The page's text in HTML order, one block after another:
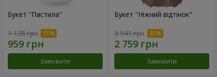
Букет "Пастила"
1 128 грн
Замовити
Букет "Ніжний відтінок"
3 941 грн
Замовити